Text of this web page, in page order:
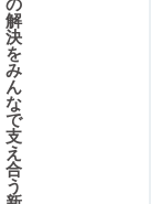
解
決
を
み
ん
な
で
支
え
合
う